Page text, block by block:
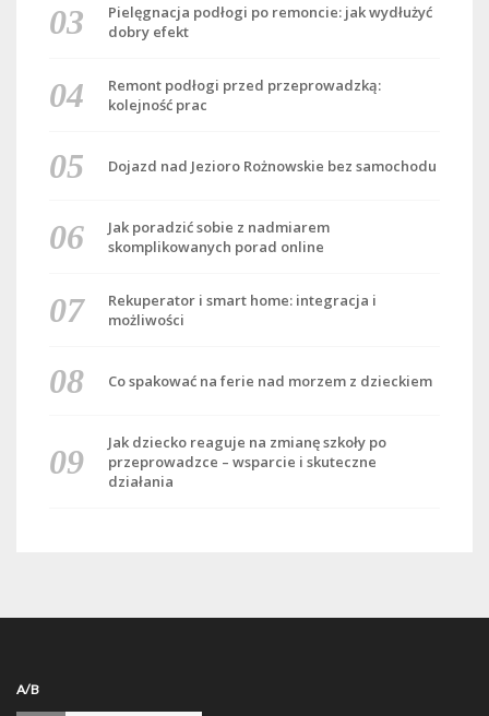
Pielęgnacja podłogi po remoncie: jak wydłużyć
dobry efekt
Remont podłogi przed przeprowadzką:
kolejność prac
Dojazd nad Jezioro Rożnowskie bez samochodu
Jak poradzić sobie z nadmiarem
skomplikowanych porad online
Rekuperator i smart home: integracja i
możliwości
Co spakować na ferie nad morzem z dzieckiem
Jak dziecko reaguje na zmianę szkoły po
przeprowadzce – wsparcie i skuteczne
działania
A/B